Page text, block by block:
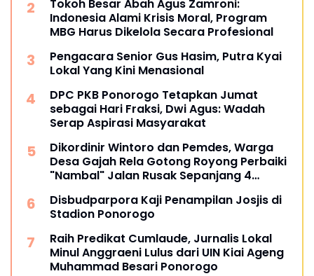
Tokoh Besar Abah Agus Zamroni:
Indonesia Alami Krisis Moral, Program
MBG Harus Dikelola Secara Profesional
Pengacara Senior Gus Hasim, Putra Kyai
Lokal Yang Kini Menasional
DPC PKB Ponorogo Tetapkan Jumat
sebagai Hari Fraksi, Dwi Agus: Wadah
Serap Aspirasi Masyarakat
Dikordinir Wintoro dan Pemdes, Warga
Desa Gajah Rela Gotong Royong Perbaiki
"Nambal" Jalan Rusak Sepanjang 4
Disbudparpora Kaji Penampilan Josjis di
Stadion Ponorogo
Raih Predikat Cumlaude, Jurnalis Lokal
Minul Anggraeni Lulus dari UIN Kiai Ageng
Muhammad Besari Ponorogo